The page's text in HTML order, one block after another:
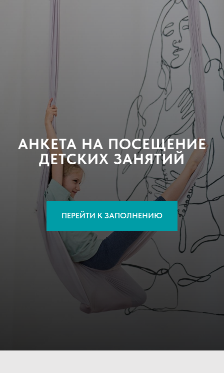
АНКЕТА НА ПОСЕЩЕНИЕ
ДЕТСКИХ ЗАНЯТИЙ
ПЕРЕЙТИ К ЗАПОЛНЕНИЮ